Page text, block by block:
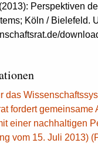
Perspektiven
Köln / Bielefeld.
das
fordert gemeinsame
einer nachhaltigen
vom 15. Juli 2013)